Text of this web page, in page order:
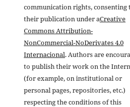
communication rights, consenting
their publication under aCreative
Commons Attribution-
NonCommercial-NoDerivates 4.0
Internacional. Authors are
to publish their work on the
(for example, on institutional or
personal pages, repositories, etc.)
respecting the conditions of this